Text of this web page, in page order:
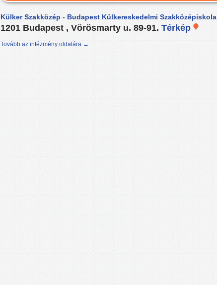
Külker Szakközép - Budapest Külkereskedelmi Szakközépiskola
1201 Budapest , Vörösmarty u. 89-91. Térkép
Tovább az intézmény oldalára →